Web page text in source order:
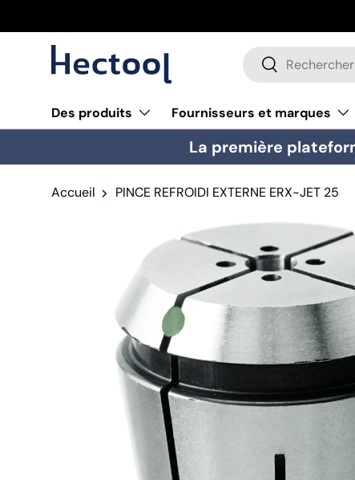
Aller au contenu
Recherche
Rechercher
Des produits Fournisseurs et marques
La première
Accueil PINCE REFROIDI EXTERNE ERX-JET 25